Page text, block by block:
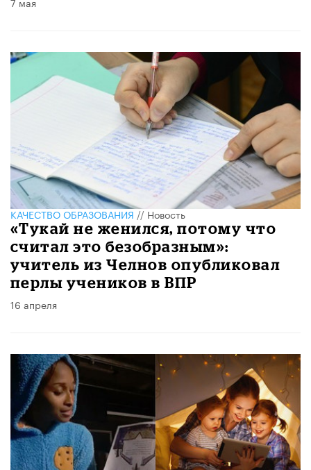
КАЧЕСТВО ОБРАЗОВАНИЯ//Новость
«Тукай не женился, потому что
считал это безобразным»:
учитель из Челнов опубликовал
перлы учеников в ВПР
16 апреля